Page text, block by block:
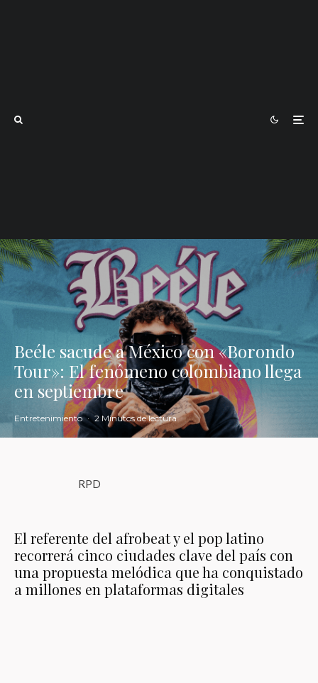
Beéle sacude a México con «Borondo
Tour»: El fenómeno colombiano llega
en septiembre
Entretenimiento · 2 Minutos de lectura
RPD
El referente del afrobeat y el pop latino
recorrerá cinco ciudades clave del país con
una propuesta melódica que ha conquistado
a millones en plataformas digitales